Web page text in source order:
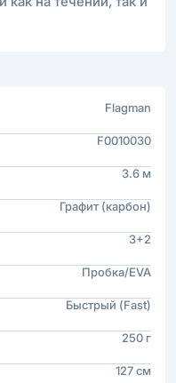
Flagman
F0010030
3.6 м
Графит (карбон)
3+2
Пробка/EVA
Быстрый (Fast)
250 г
127 см